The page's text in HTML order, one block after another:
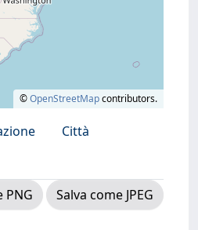
©OpenStreetMapcontributors.
Città
PNG
Salva come JPEG